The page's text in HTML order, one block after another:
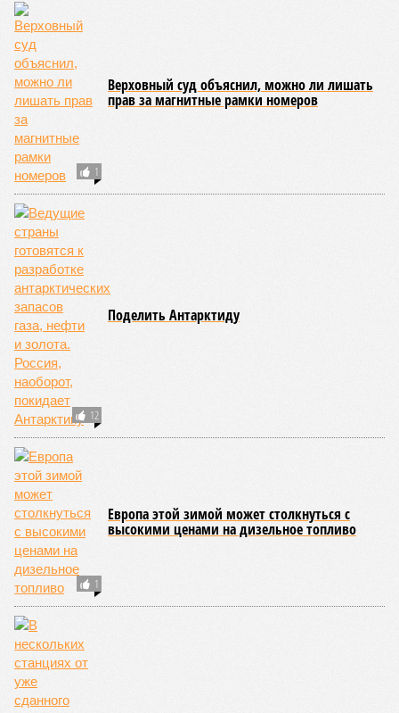
Экс-президент
Финляндии
отказался признать
Россию угрозой для
Новости smi2.ru
Версия //Конфликт
«Сказочного леса» пайщики ЖК «Станция Л» продолжают ждать от
компании Capital Group начала реальной достройки
В нескольких станциях от уже сданного «Сказочного
леса» пайщики ЖК «Станция Л» продолжают ждать от
компании Capital Group начала реальной достройки
«Станция ожидания» для дольщиков
В нескольких станциях от уже сданного «Сказочного леса» пайщики ЖК
Пока в Ярославском районе СВАО дольщики «Сказочного леса»
уже получают ключи – в мае 2026 года были получены
заключение о соответствии проектной документации и
разрешение на ввод жилищного комплекса в эксплуатацию –
совсем недалеко, в паре станций метро южнее, на Люблинской
улице, картина, можно сказать, прямо противоположная.